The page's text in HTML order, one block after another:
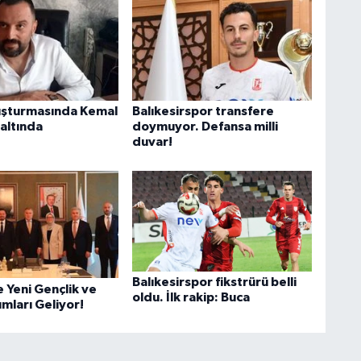
Kemal
Balıkesirspor transfere
doymuyor. Defansa milli
duvar!
Yeni Gençlik ve
Geliyor!
Balıkesirspor fikstrürü belli
oldu. İlk rakip: Buca